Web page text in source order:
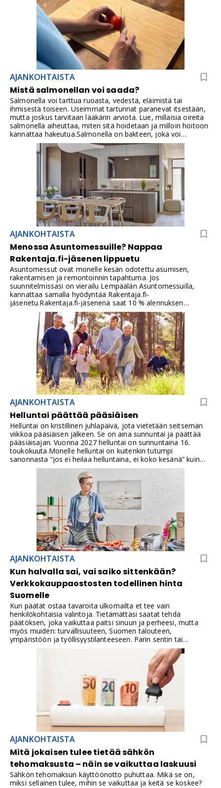
AJANKOHTAISTA
Mistä salmonellan voi saada?
Salmonella voi tarttua ruoasta, vedestä, eläimistä tai
ihmisestä toiseen. Useimmat tartunnat paranevat itsestään,
mutta joskus tarvitaan lääkärin arviota. Lue, millaisia oireita
salmonella aiheuttaa, miten sitä hoidetaan ja milloin hoitoon
kannattaa hakeutua.Salmonella on bakteeri, joka voi
aiheuttaa ihmiselle salmonelloosiksi kutsutun
suolistoinfektion. Salmonellabakteereita tunnetaan tuhansia
eri tyyppejä, ja tartunnan oireet voivat vaihdella lievästä
vatsavaivasta voimakkaaseen kuumeiseen ripulitautiin.
Suomessa salmonellan esiintyminen kotimaisissa
tuotantoeläimissä ja elintarvikkeissa on kansainvälisesti
verrattuna vähäistä, mutta tartuntoja saadaan muun muassa
ulkomaanmatkoilta ja tuontielintarvikkeista.
AJANKOHTAISTA
Menossa Asuntomessuille? Nappaa
Rakentaja.fi-jäsenen lippuetu
Asuntomessut ovat monelle kesän odotettu asumisen,
rakentamisen ja remontoinnin tapahtuma. Jos
suunnitelmissasi on vierailu Lempäälän Asuntomessuilla,
kannattaa samalla hyödyntää Rakentaja.fi-
jäsenetu.Rakentaja.fi-jäsenenä saat 10 % alennuksen
Asuntomessujen verkkokaupasta kampanjaan kuuluvista
lipputuotteista.
AJANKOHTAISTA
Helluntai päättää pääsiäisen
Helluntai on kristillinen juhlapäivä, jota vietetään seitsemän
viikkoa pääsiäisen jälkeen. Se on aina sunnuntai ja päättää
pääsiäisajan. Vuonna 2027 helluntai on sunnuntaina 16.
toukokuuta.Monelle helluntai on kuitenkin tutumpi
sanonnasta “jos ei heilaa helluntaina, ei koko kesänä” kuin
kirkollisesta merkityksestään. Helluntaihin onkin Suomessa
liittynyt sekä uskonnollista juhlaa että vahvaa
kansanperinnettä, kevään juhlintaa, tansseja ja kesän enteitä.
AJANKOHTAISTA
Kun halvalla sai, vai saiko sittenkään?
Verkkokauppaostosten todellinen hinta
Suomelle
Kun päätät ostaa tavaroita ulkomailta et tee vain
henkilökohtaisia valintoja. Tietämättäsi saatat tehdä
päätöksen, joka vaikuttaa paitsi sinuun ja perheesi, mutta
myös muiden: turvallisuuteen, Suomen talouteen,
ympäristöön ja työllisyystilanteeseen. Parin sentin tai
muutaman euron säästö onkin isossa mittakaavassa todella
AJANKOHTAISTA
Mitä jokaisen tulee tietää sähkön
tehomaksusta – näin se vaikuttaa laskuusi
Sähkön tehomaksun käyttöönotto puhuttaa. Mikä se on,
miksi sellainen tulee, mihin se vaikuttaa ja keitä se koskee?